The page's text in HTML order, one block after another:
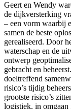
Geert en Wendy
de dijkversterking
– een vorm waarbij
samen de beste
gerealiseerd. Door
waterschap en de
ontwerp
gebracht en
doeltreffend
risico’s tijdig
grootste risico’s
logistiek, in omgaan